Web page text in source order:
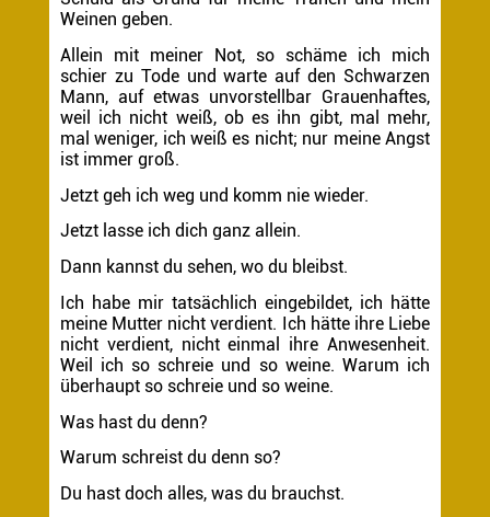
Weinen geben.
Allein mit meiner Not, so schäme ich mich
schier zu Tode und warte auf den Schwarzen
Mann, auf etwas unvorstellbar Grauenhaftes,
weil ich nicht weiß, ob es ihn gibt, mal mehr,
mal weniger, ich weiß es nicht; nur meine Angst
ist immer groß.
Jetzt geh ich weg und komm nie wieder.
Jetzt lasse ich dich ganz allein.
Dann kannst du sehen, wo du bleibst.
Ich habe mir tatsächlich eingebildet, ich hätte
meine Mutter nicht verdient. Ich hätte ihre Liebe
nicht verdient, nicht einmal ihre Anwesenheit.
Weil ich so schreie und so weine. Warum ich
überhaupt so schreie und so weine.
Was hast du denn?
Warum schreist du denn so?
Du hast doch alles, was du brauchst.